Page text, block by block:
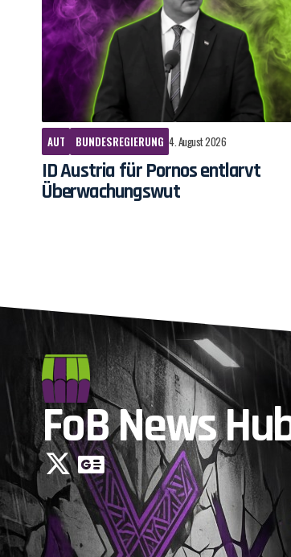
AUT BUNDESREGIERUNG 4. August 2026
ID Austria für Pornos entlarvt
Überwachungswut
FoB News